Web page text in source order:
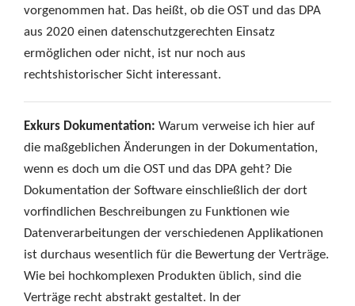
vorgenommen hat. Das heißt, ob die OST und das DPA
aus 2020 einen datenschutzgerechten Einsatz
ermöglichen oder nicht, ist nur noch aus
rechtshistorischer Sicht interessant.
Exkurs Dokumentation: Warum verweise ich hier auf
die maßgeblichen Änderungen in der Dokumentation,
wenn es doch um die OST und das DPA geht? Die
Dokumentation der Software einschließlich der dort
vorfindlichen Beschreibungen zu Funktionen wie
Datenverarbeitungen der verschiedenen Applikationen
ist durchaus wesentlich für die Bewertung der Verträge.
Wie bei hochkomplexen Produkten üblich, sind die
Verträge recht abstrakt gestaltet. In der